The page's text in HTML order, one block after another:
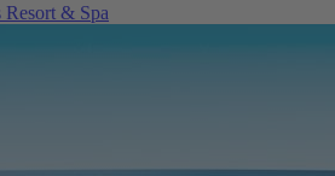
Resort & Spa